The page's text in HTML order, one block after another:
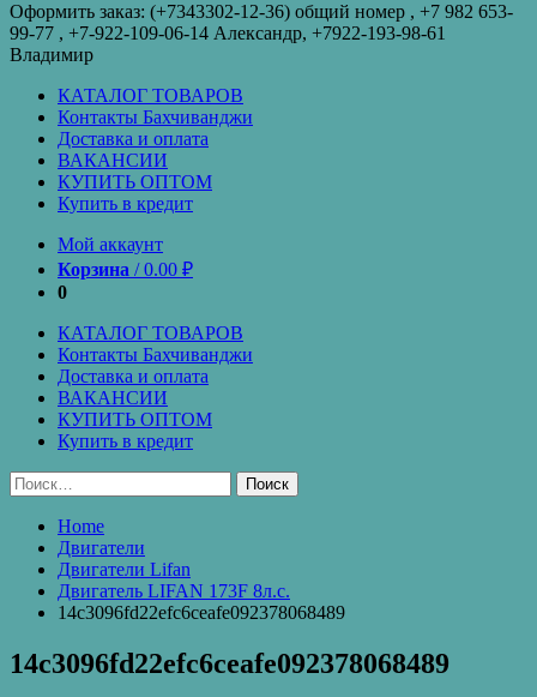
Оформить заказ: (+7343302-12-36) общий номер , ‪+7 982 653-
99-77‬ , +7-922-109-06-14 Александр, +7922-193-98-61
Владимир
КАТАЛОГ ТОВАРОВ
Контакты Бахчиванджи
Доставка и оплата
ВАКАНСИИ
КУПИТЬ ОПТОМ
Купить в кредит
Мой аккаунт
Корзина /0.00 ₽
0
КАТАЛОГ ТОВАРОВ
Контакты Бахчиванджи
Доставка и оплата
ВАКАНСИИ
КУПИТЬ ОПТОМ
Купить в кредит
Найти:
Home
Двигатели
Двигатели Lifan
Двигатель LIFAN 173F 8л.с.
14c3096fd22efc6ceafe092378068489
14c3096fd22efc6ceafe092378068489